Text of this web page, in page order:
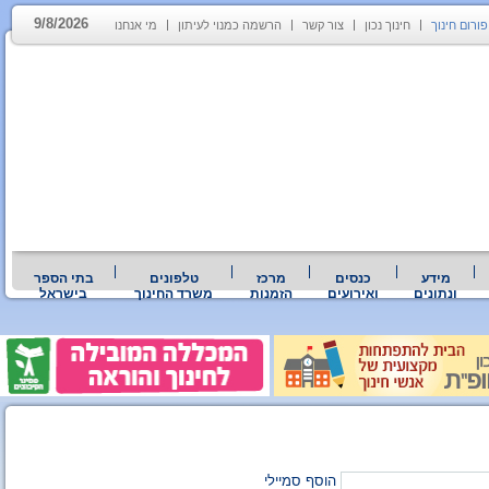
פורום חינוך חינוך נכון צור קשר הרשמה כמנוי לעיתון מי אנחנו 9/8/2026
מידע
ונתונים
כנסים
ואירועים
מרכז
הזמנות
טלפונים
משרד החינוך
בתי הספר
בישראל
הוסף סמיילי